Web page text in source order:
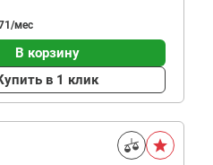
мес
В корзину
в 1 клик